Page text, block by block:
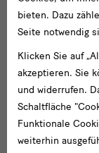
bieten. Dazu
Seite notwendig
Klicken Sie auf
akzeptieren. Sie
und widerrufen.
Schaltfläche
Funktionale
weiterhin